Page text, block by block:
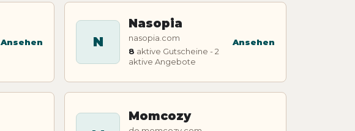
Ansehen N
Nasopia
nasopia.com
8 aktive Gutscheine - 2
aktive Angebote
Ansehen
Momcozy